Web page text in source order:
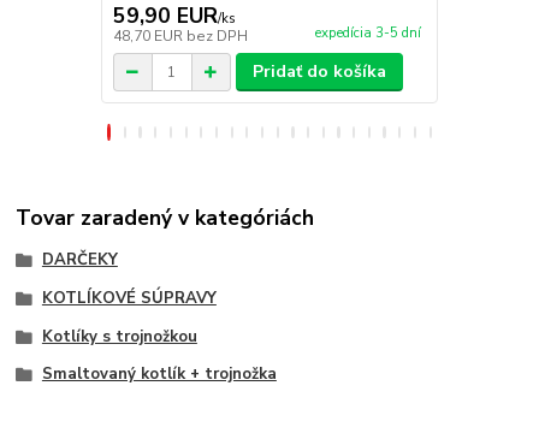
59,90 EUR/ks
48,70 EUR bez DPH expedícia 3-5 dní
Pridať do košíka
Tovar zaradený v kategóriách
DARČEKY
KOTLÍKOVÉ SÚPRAVY
Kotlíky s trojnožkou
Smaltovaný kotlík + trojnožka